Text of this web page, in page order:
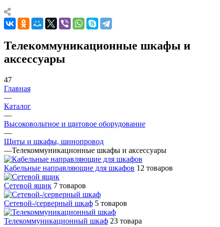
Телекоммуникационные шкафы и
аксессуары
47
Главная
—
Каталог
—
Высоковольтное и щитовое оборудование
—
Щиты и шкафы, шинопровод
—Телекоммуникационные шкафы и аксессуары
Кабельные направляющие для шкафов 12 товаров
Сетевой ящик 7 товаров
Сетевой-/серверный шкаф 5 товаров
Телекоммуникационный шкаф 23 товара